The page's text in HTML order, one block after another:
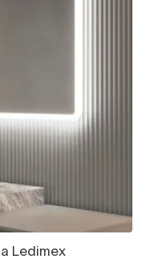
Ledimex